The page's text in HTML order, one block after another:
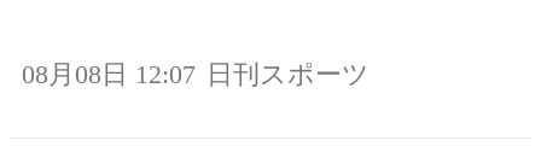
08月08日 12:07 日刊スポーツ